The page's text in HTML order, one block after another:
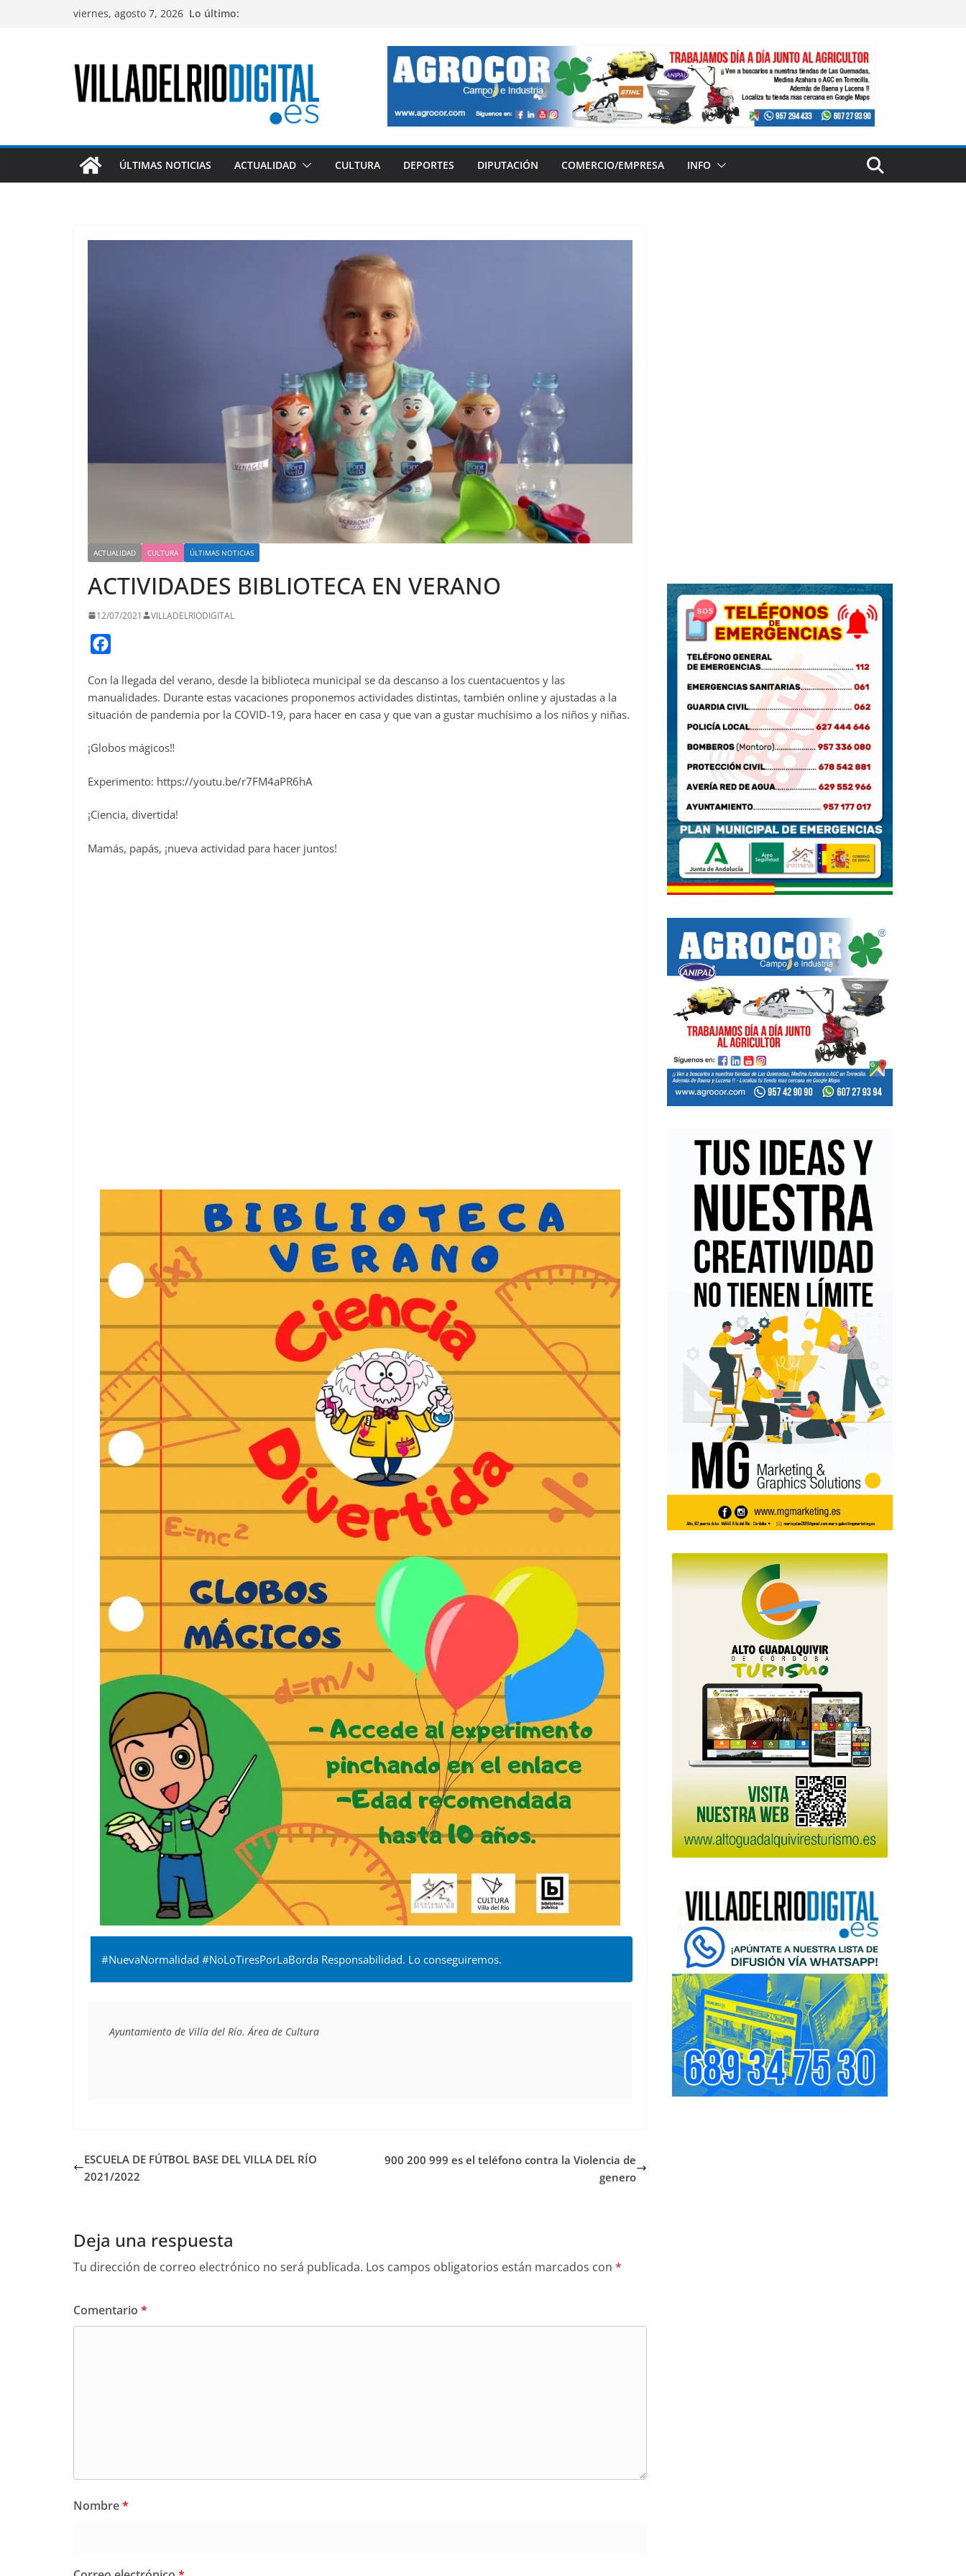
viernes, agosto 7, 2026 Lo último:
ÚLTIMAS NOTICIAS ACTUALIDAD CULTURA DEPORTES DIPUTACIÓN COMERCIO/EMPRESA INFO
ACTUALIDAD CULTURA ÚLTIMAS NOTICIAS
ACTIVIDADES BIBLIOTECA EN VERANO
12/07/2021 VILLADELRIODIGITAL
c
e
b
o
k
Con la llegada del verano, desde la biblioteca municipal se da descanso a los cuentacuentos y las
manualidades. Durante estas vacaciones proponemos actividades distintas, también online y ajustadas a la
situación de pandemia por la COVID-19, para hacer en casa y que van a gustar muchísimo a los niños y niñas.
¡Globos mágicos‼
Experimento: https://youtu.be/r7FM4aPR6hA
¡Ciencia, divertida!
Mamás, papás, ¡nueva actividad para hacer juntos!
#NuevaNormalidad #NoLoTiresPorLaBorda Responsabilidad. Lo conseguiremos.
Ayuntamiento de Villa del Río. Área de Cultura
ESCUELA DE FÚTBOL BASE DEL VILLA DEL RÍO
2021/2022
900 200 999 es el teléfono contra la Violencia de
genero
Deja una respuesta
Tu dirección de correo electrónico no será publicada. Los campos obligatorios están marcados con *
Comentario *
Nombre*